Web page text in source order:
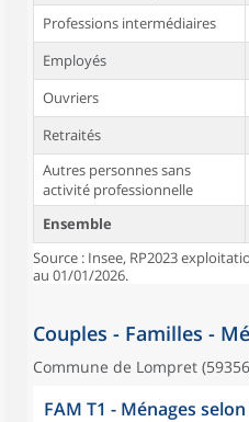
Professions intermédiaires
Employés
Ouvriers
Retraités
Autres personnes sans
activité professionnelle
Ensemble
Source : Insee, RP2023
au 01/01/2026.
Couples - Familles -
Commune de Lompret
FAM T1 - Ménages